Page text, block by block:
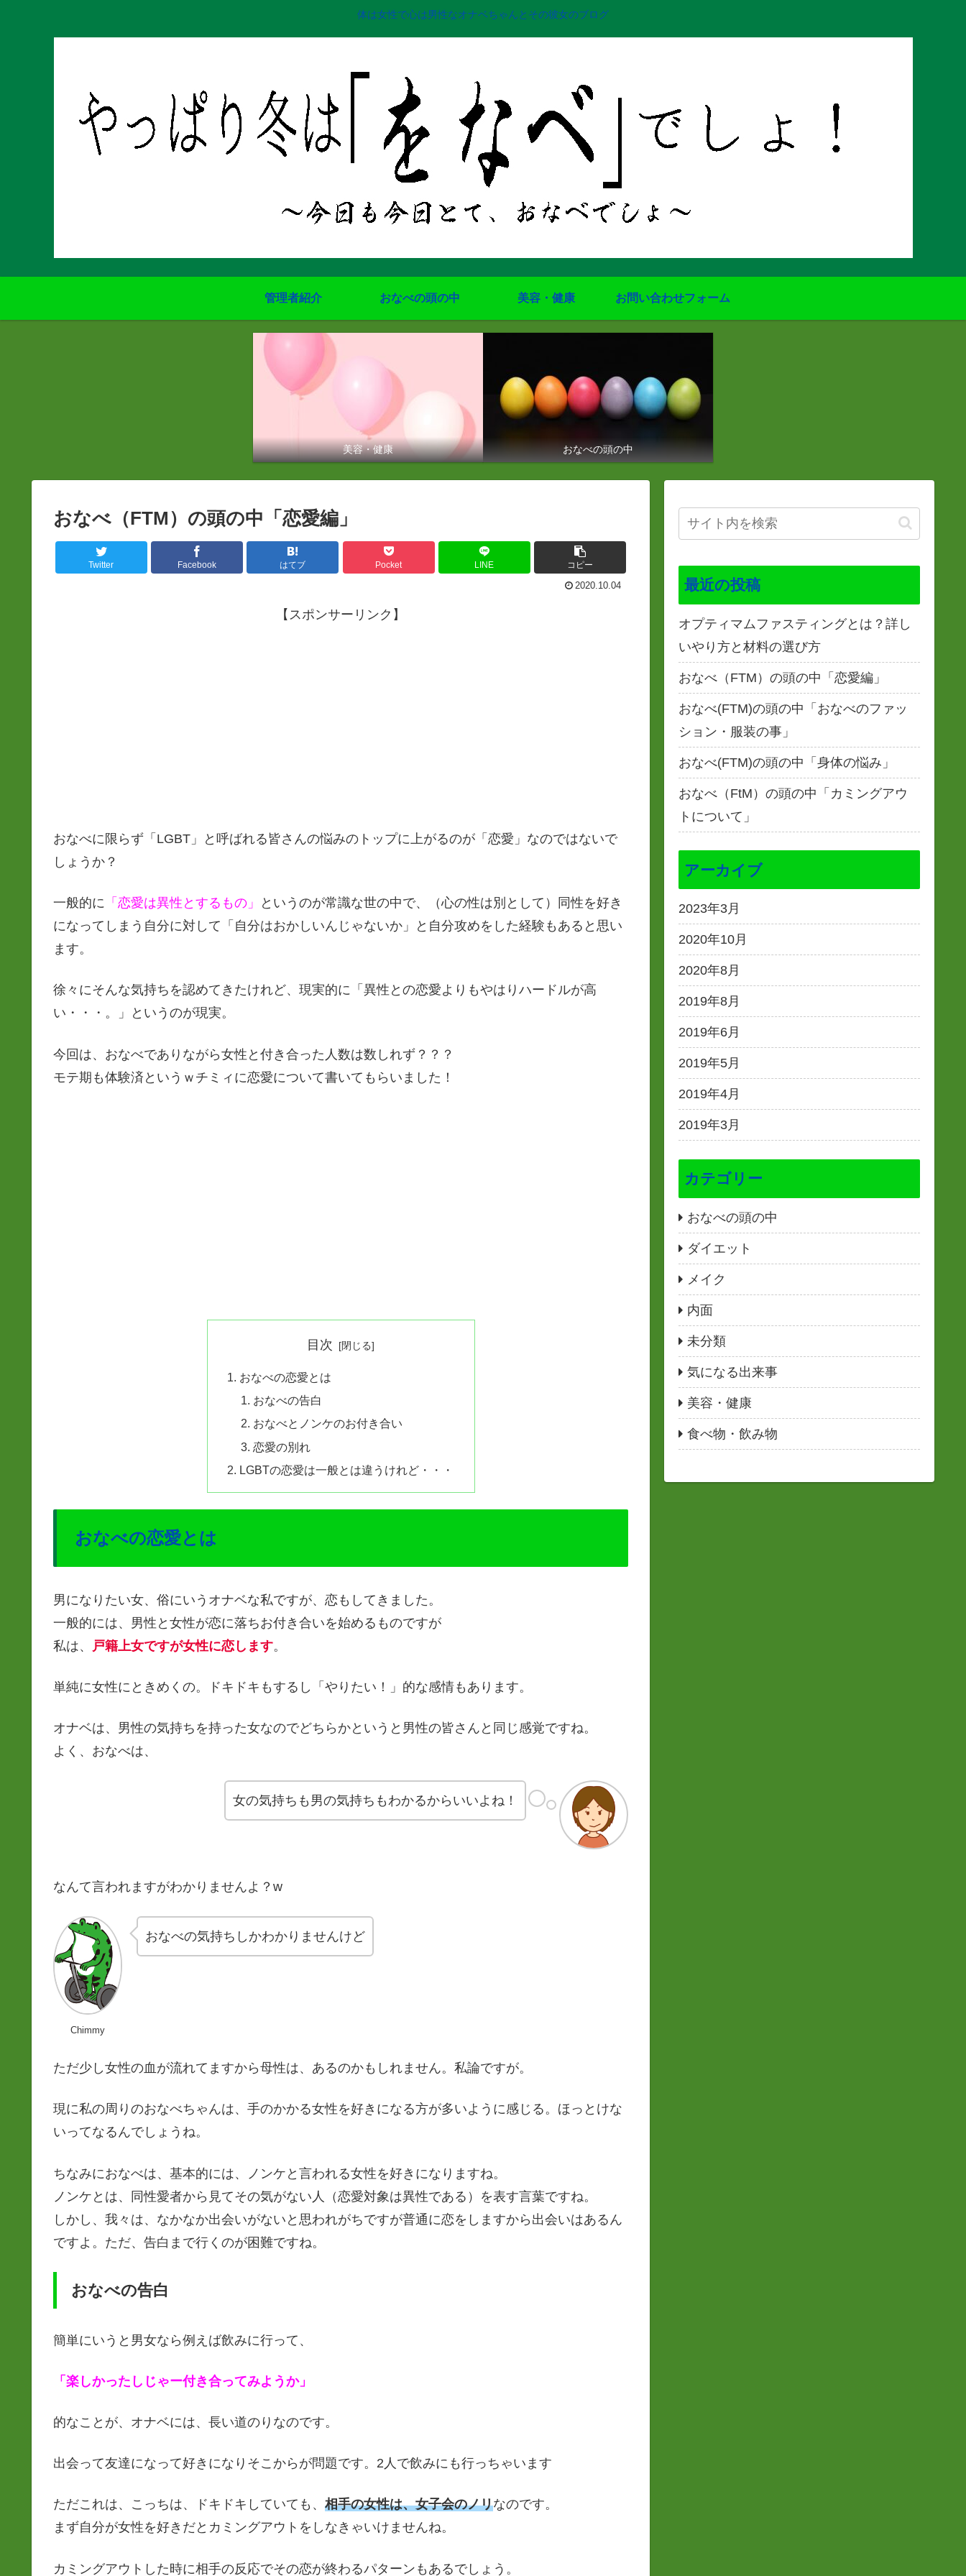
体は女性で心は男性なオナベちゃんとその彼女のブログ
管理者紹介 おなべの頭の中 美容・健康 お問い合わせフォーム
美容・健康 おなべの頭の中
おなべ（FTM）の頭の中「恋愛編」
Twitter Facebook はてブ Pocket LINE コピー
2020.10.04
【スポンサーリンク】
おなべに限らず「LGBT」と呼ばれる皆さんの悩みのトップに上がるのが「恋愛」なのではないで
しょうか？
一般的に 「恋愛は異性とするもの」
というのが常識な世の中で、（心の性は別として）同性を好き
になってしまう自分に対して「自分はおかしいんじゃないか」と自分攻めをした経験もあると思い
ます。
徐々にそんな気持ちを認めてきたけれど、現実的に「異性との恋愛よりもやはりハードルが高
い・・・。」というのが現実。
今回は、おなべでありながら女性と付き合った人数は数しれず？？？
モテ期も体験済というｗチミィに恋愛について書いてもらいました！
目次
おなべの恋愛とは
おなべの告白
おなべとノンケのお付き合い
恋愛の別れ
LGBTの恋愛は一般とは違うけれど・・・
おなべの恋愛とは
男になりたい女、俗にいうオナベな私ですが、恋もしてきました。
一般的には、男性と女性が恋に落ちお付き合いを始めるものですが
私は、
戸籍上女ですが女性に恋します。
単純に女性にときめくの。ドキドキもするし「やりたい！」的な感情もあります。
オナベは、男性の気持ちを持った女なのでどちらかというと男性の皆さんと同じ感覚ですね。
よく、おなべは、
女の気持ちも男の気持ちもわかるからいいよね！
なんて言われますがわかりませんよ？w
Chimmy
おなべの気持ちしかわかりませんけど
ただ少し女性の血が流れてますから母性は、あるのかもしれません。私論ですが。
現に私の周りのおなべちゃんは、手のかかる女性を好きになる方が多いように感じる。ほっとけな
いってなるんでしょうね。
ちなみにおなべは、基本的には、ノンケと言われる女性を好きになりますね。
ノンケとは、同性愛者から見てその気がない人（恋愛対象は異性である）を表す言葉ですね。
しかし、我々は、なかなか出会いがないと思われがちですが普通に恋をしますから出会いはあるん
ですよ。ただ、告白まで行くのが困難ですね。
おなべの告白
簡単にいうと男女なら例えば飲みに行って、
「楽しかったしじゃー付き合ってみようか」
的なことが、オナベには、長い道のりなのです。
出会って友達になって好きになりそこからが問題です。2人で飲みにも行っちゃいます
ただこれは、こっちは、ドキドキしていても、 相手の女性は、女子会のノリなのです。
まず自分が女性を好きだとカミングアウトをしなきゃいけませんね。
カミングアウトした時に相手の反応でその恋が終わるパターンもあるでしょう。
最近の投稿
オプティマムファスティングとは？詳し
いやり方と材料の選び方
おなべ（FTM）の頭の中「恋愛編」
おなべ(FTM)の頭の中「おなべのファッ
ション・服装の事」
おなべ(FTM)の頭の中「身体の悩み」
おなべ（FtM）の頭の中「カミングアウ
トについて」
アーカイブ
2023年3月
2020年10月
2020年8月
2019年8月
2019年6月
2019年5月
2019年4月
2019年3月
カテゴリー
おなべの頭の中
ダイエット
メイク
内面
未分類
気になる出来事
美容・健康
食べ物・飲み物